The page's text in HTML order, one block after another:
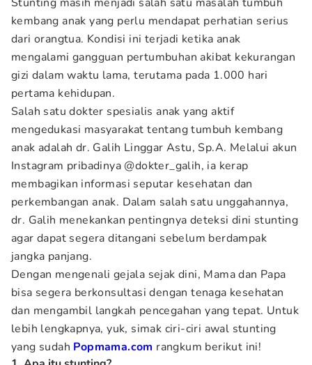
kembang anak yang perlu mendapat perhatian serius
dari orangtua. Kondisi ini terjadi ketika anak
mengalami gangguan pertumbuhan akibat kekurangan
gizi dalam waktu lama, terutama pada 1.000 hari
pertama kehidupan.
Salah satu dokter spesialis anak yang aktif
mengedukasi masyarakat tentang tumbuh kembang
anak adalah dr. Galih Linggar Astu, Sp.A. Melalui akun
Instagram pribadinya @dokter_galih, ia kerap
membagikan informasi seputar kesehatan dan
perkembangan anak. Dalam salah satu unggahannya,
dr. Galih menekankan pentingnya deteksi dini stunting
agar dapat segera ditangani sebelum berdampak
jangka panjang.
Dengan mengenali gejala sejak dini, Mama dan Papa
bisa segera berkonsultasi dengan tenaga kesehatan
dan mengambil langkah pencegahan yang tepat. Untuk
lebih lengkapnya, yuk, simak ciri-ciri awal stunting
yang sudah Popmama.com rangkum berikut ini!